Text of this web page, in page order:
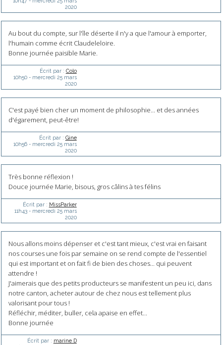
2020
Au bout du compte, sur l'île déserte il n'y a que l'amour à emporter,
l'humain comme écrit Claudeleloire.
Bonne journée paisible Marie.
Écrit par : Colo
10h50- mercredi 25 mars
2020
C'est payé bien cher un moment de philosophie... et des années
d'égarement, peut-être!
Écrit par : Gine
10h56- mercredi 25 mars
2020
Très bonne réflexion !
Douce journée Marie, bisous, gros câlins à tes félins
Écrit par : MissParker
11h43- mercredi 25 mars
2020
Nous allons moins dépenser et c'est tant mieux, c'est vrai en faisant
nos courses une fois par semaine on se rend compte de l'essentiel
qui est important et on fait fi de bien des choses... qui peuvent
attendre !
J'aimerais que des petits producteurs se manifestent un peu ici, dans
notre canton, acheter autour de chez nous est tellement plus
valorisant pour tous !
Réfléchir, méditer, buller, cela apaise en effet...
Bonne journée
Écrit par : marine D